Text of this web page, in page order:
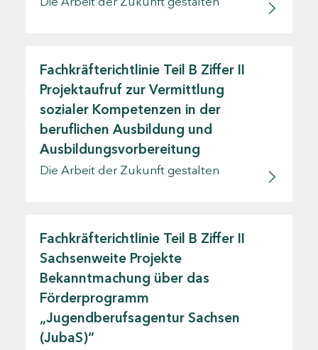
Fachkräfterichtlinie Teil B Ziffer II
Projektaufruf zur Vermittlung
sozialer Kompetenzen in der
beruflichen Ausbildung und
Ausbildungsvorbereitung
Die Arbeit der Zukunft gestalten
Fachkräfterichtlinie Teil B Ziffer II
Sachsenweite Projekte
Bekanntmachung über das
Förderprogramm
„Jugendberufsagentur Sachsen
(JubaS)“